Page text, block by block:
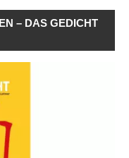
– DAS GEDICHT